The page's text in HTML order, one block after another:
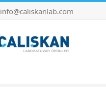
info@caliskanlab.com